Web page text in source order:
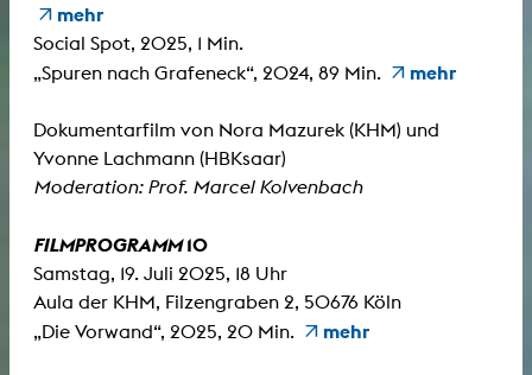
mehr
Social Spot, 2025, 1 Min.
„Spuren nach Grafeneck“, 2024, 89 Min.
mehr
Dokumentarfilm von Nora Mazurek (KHM) und
Yvonne Lachmann (HBKsaar)
Moderation: Prof. Marcel Kolvenbach
FILMPROGRAMM10
Samstag, 19. Juli 2025, 18 Uhr
Aula der KHM, Filzengraben 2, 50676 Köln
„Die Vorwand“, 2025, 20 Min.
mehr